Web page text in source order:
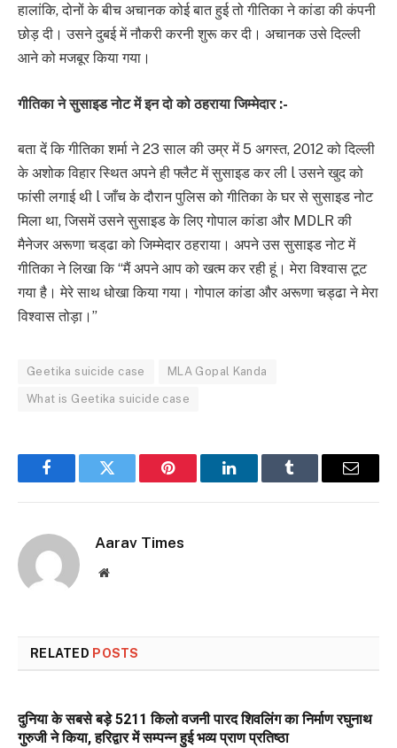
हालांकि, दोनों के बीच अचानक कोई बात हुई तो गीतिका ने कांडा की कंपनी
छोड़ दी। उसने दुबई में नौकरी करनी शुरू कर दी। अचानक उसे दिल्ली
आने को मजबूर किया गया।
गीतिका ने सुसाइड नोट में इन दो को ठहराया जिम्मेदार :-
बता दें कि गीतिका शर्मा ने 23 साल की उम्र में 5 अगस्त, 2012 को दिल्ली
के अशोक विहार स्थित अपने ही फ्लैट में सुसाइड कर ली l उसने खुद को
फांसी लगाई थी l जाँच के दौरान पुलिस को गीतिका के घर से सुसाइड नोट
मिला था, जिसमें उसने सुसाइड के लिए गोपाल कांडा और MDLR की
मैनेजर अरूणा चड्‌ढा को जिम्मेदार ठहराया। अपने उस सुसाइड नोट में
गीतिका ने लिखा कि “मैं अपने आप को खत्म कर रही हूं। मेरा विश्वास टूट
गया है। मेरे साथ धोखा किया गया। गोपाल कांडा और अरूणा चड्ढा ने मेरा
विश्वास तोड़ा।”
Geetika suicide case MLA Gopal Kanda
What is Geetika suicide case
FacebookTwitter Pinterest LinkedInTumblr Email
Aarav Times
Website
RELATED POSTS
दुनिया के सबसे बड़े 5211 किलो वजनी पारद शिवलिंग का निर्माण रघुनाथ
गुरुजी ने किया, हरिद्वार में सम्पन्न हुई भव्य प्राण प्रतिष्ठा